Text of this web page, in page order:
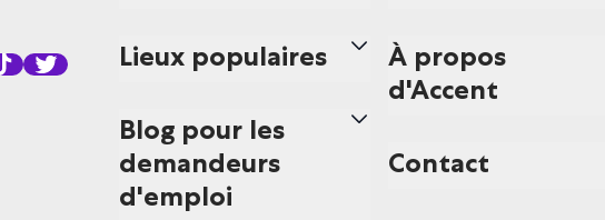
Lieux populaires
Blog pour les
demandeurs
d'emploi
À propos
d'Accent
Contact